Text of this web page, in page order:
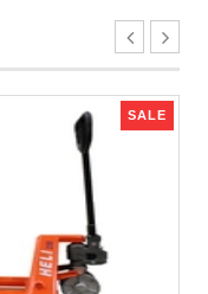
SALE